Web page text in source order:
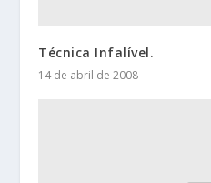
Técnica Infalível.
14 de abril de 2008